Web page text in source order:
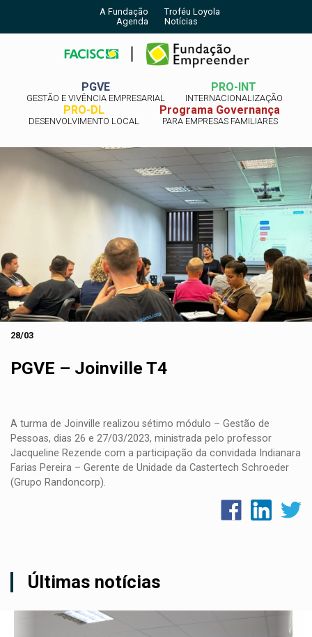
A Fundação
Troféu Loyola
Agenda
Notícias
PGVE
GESTÃO E VIVÊNCIA EMPRESARIAL
PRO-INT
INTERNACIONALIZAÇÃO
PRO-DL
DESENVOLVIMENTO LOCAL
Programa Governança
PARA EMPRESAS FAMILIARES
28/03
PGVE – Joinville T4
A turma de Joinville realizou sétimo módulo – Gestão de
Pessoas, dias 26 e 27/03/2023, ministrada pelo professor
Jacqueline Rezende com a participação da convidada Indianara
Farias Pereira – Gerente de Unidade da Castertech Schroeder
(Grupo Randoncorp).
Últimas notícias